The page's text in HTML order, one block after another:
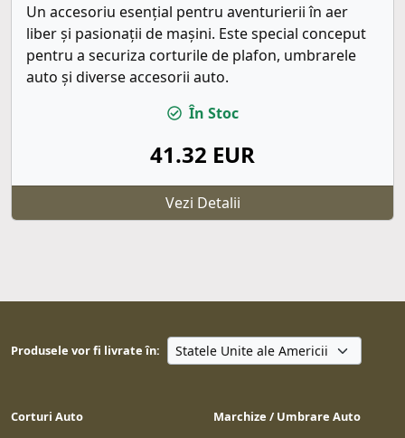
Un accesoriu esențial pentru aventurierii în aer
liber și pasionații de mașini. Este special conceput
pentru a securiza corturile de plafon, umbrarele
auto și diverse accesorii auto.
În Stoc
41.32 EUR
Vezi Detalii
Produsele vor fi livrate în:
Corturi Auto
Marchize / Umbrare Auto